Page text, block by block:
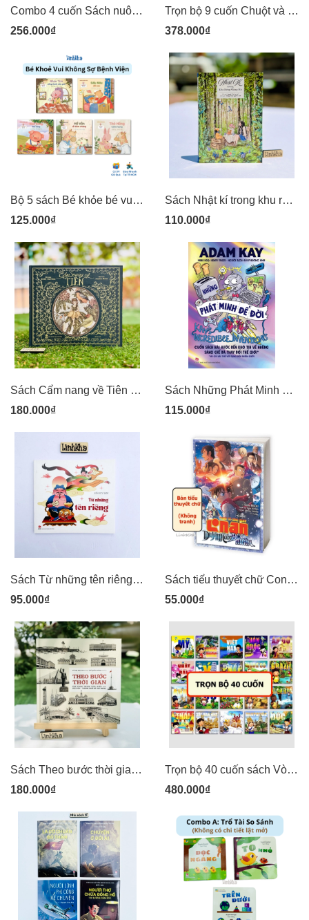
Combo 4 cuốn Sách nuôi dạy con theo kinh nghiệm từ nước Nhật: Giúp con tự lập, bí quyết giúp trẻ tự tin, kiểm soát tức giận (lẻ cuốn) Kim Đồng
256.000₫
Trọn bộ 9 cuốn Chuột và Chũi - Kim Đồng
378.000₫
Bộ 5 sách Bé khỏe bé vui Không sợ bệnh viện: Gấu Nâu sốt cao, Heo Vàng đau răng, Hổ Vằn đi tiêm chủng .. Kim Đồng
125.000₫
Sách Nhật kí trong khu rừng mộng mơ - vừa là sách vừa là sổ tay góp nhặt những vần thơ trong trẻo - NXB Kim Đồng
110.000₫
Sách Cẩm nang về Tiên - bìa cứng nhũ óng ánh tranh đẹp cho thiếu nhi - NXB Kim Đồng
180.000₫
Sách Những Phát Minh Để Đời Kay’s Incredible Inventions
115.000₫
Sách Từ những tên riêng - Giải thích những tên riêng thú vị trong Tiếng Việt - NXB Kim Đồng
95.000₫
Sách tiểu thuyết chữ Conan - Dư ảnh của độc nhãn
55.000₫
Sách Theo bước thời gian: Các công trình tiêu biểu của Sài Gòn - Thành phố Hồ Chí Minh
180.000₫
Trọn bộ 40 cuốn sách Vòng Quanh Thế Giới - Kim Đồng
480.000₫